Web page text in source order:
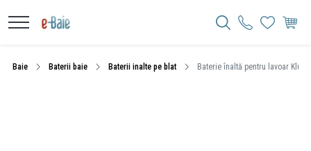
Baie Baterii baie Baterii inalte pe blat Baterie înaltă pentru lavoar